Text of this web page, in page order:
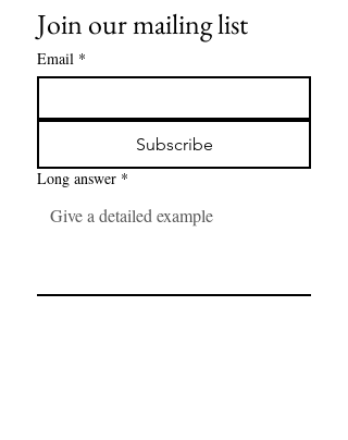
Join our mailing list
Email *
Subscribe
Long answer *